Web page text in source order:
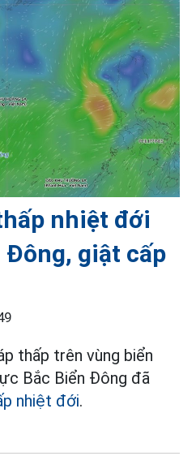
nhiệt đới
giật cấp
thấp trên vùng biển
Bắc Biển Đông đã
nhiệt đới.